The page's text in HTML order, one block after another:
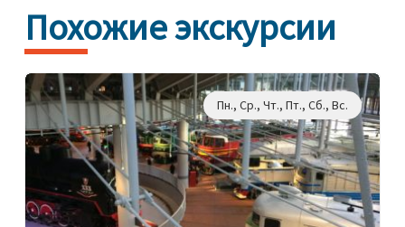
Похожие экскурсии
Пн., Ср., Чт., Пт., Сб., Вс.